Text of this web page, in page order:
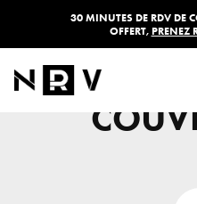
30 MINUTES DE RDV DE
OFFERT, PRENEZ